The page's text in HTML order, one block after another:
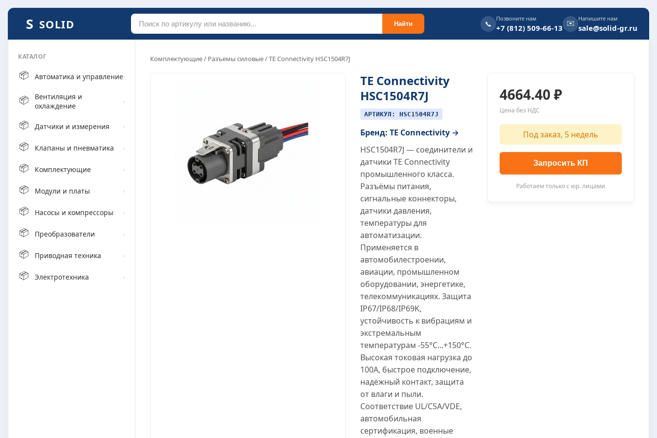
SOLID Найти 📞
Позвоните нам
+7 (812) 509-66-13
✉️ Напишите нам
sale@solid-gr.ru
КАТАЛОГ
📦 Автоматика и управление›
📦
Вентиляция и
охлаждение
›
📦 Датчики и измерения ›
📦 Клапаны и пневматика ›
📦 Комплектующие ›
📦 Модули и платы ›
📦 Насосы и компрессоры ›
📦 Преобразователи ›
📦 Приводная техника ›
📦 Электротехника ›
Комплектующие/ Разъемы силовые/ TE Connectivity HSC1504R7J
TE Connectivity
HSC1504R7J
АРТИКУЛ: HSC1504R7J
Бренд: TE Connectivity →
HSC1504R7J — соединители и
датчики TE Connectivity
промышленного класса.
Разъёмы питания,
сигнальные коннекторы,
датчики давления,
температуры для
автоматизации.
Применяется в
автомобилестроении,
авиации, промышленном
оборудовании, энергетике,
телекоммуникациях. Защита
IP67/IP68/IP69K,
устойчивость к вибрациям и
экстремальным
температурам -55°C...+150°C.
Высокая токовая нагрузка до
100A, быстрое подключение,
надёжный контакт, защита
от влаги и пыли.
Соответствие UL/CSA/VDE,
автомобильная
сертификация, военные
4664.40 ₽
Цена без НДС
Под заказ, 5 недель
Запросить КП
Работаем только с юр. лицами